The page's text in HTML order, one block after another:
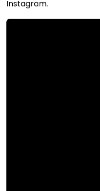
Instagram.